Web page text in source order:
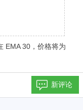
EMA 30，价格将为
新评论